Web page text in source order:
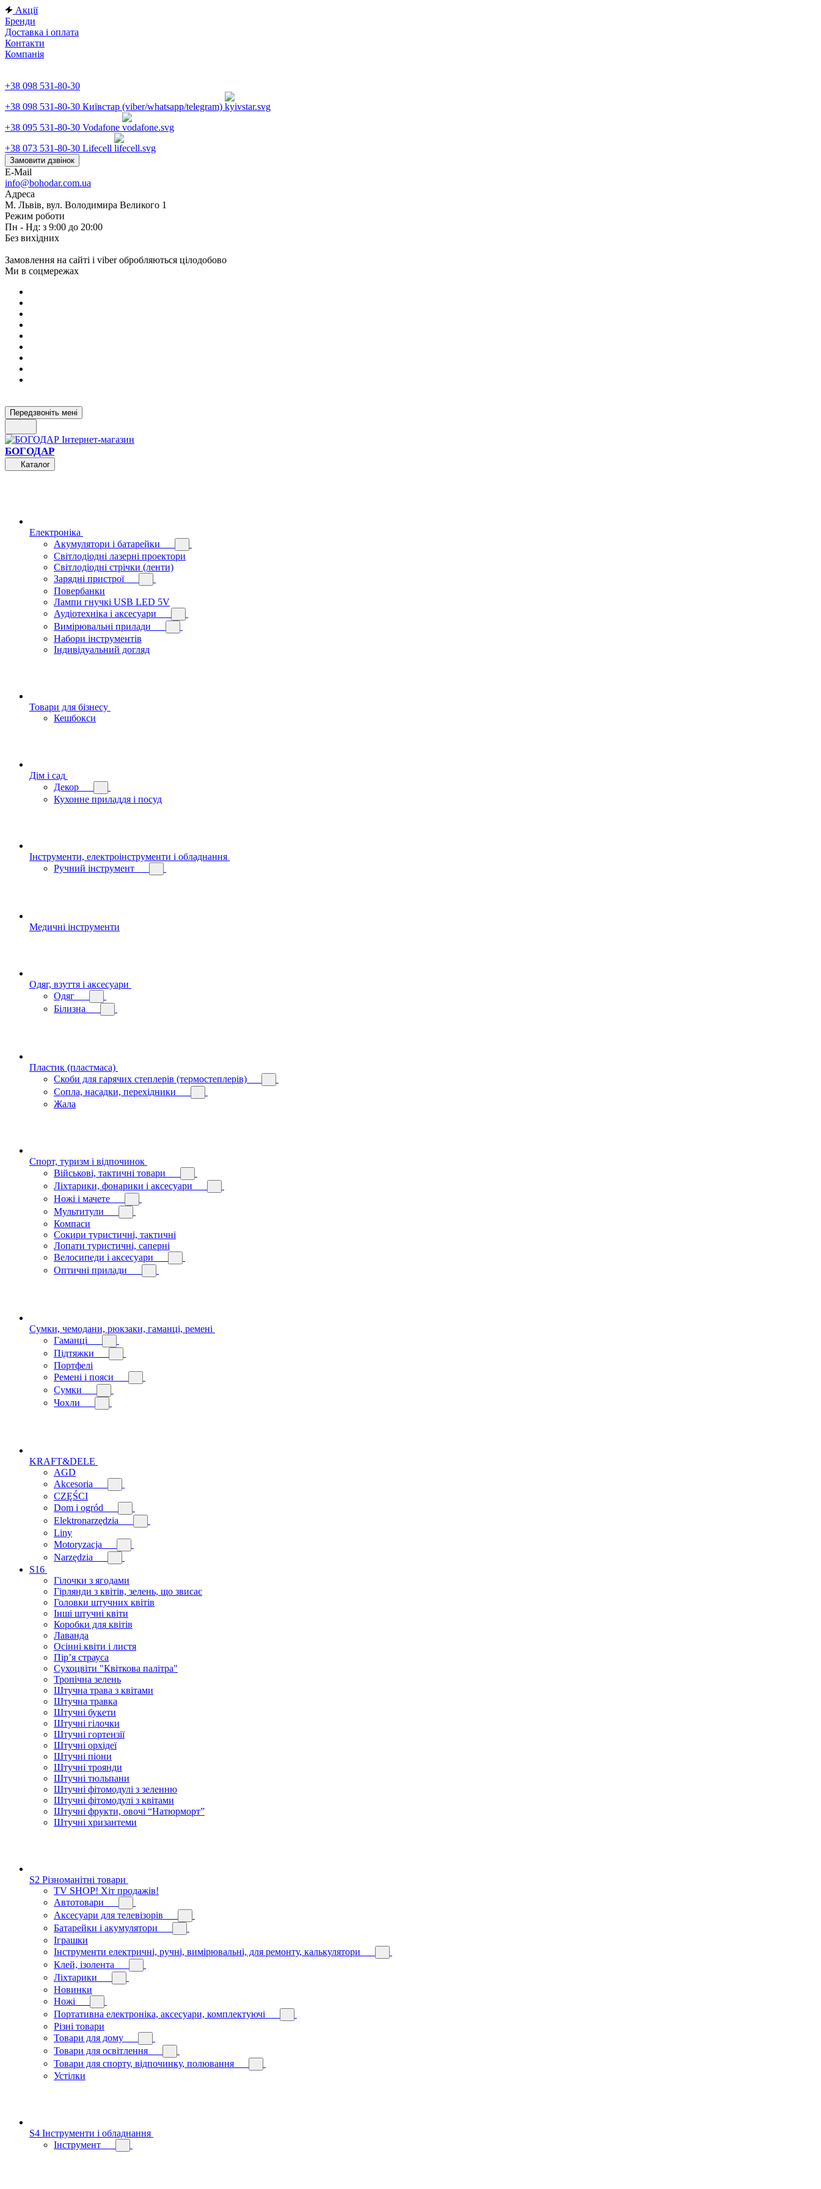
Акції
Бренди
Доставка і оплата
Контакти
Компанія
+38 098 531-80-30
+38 098 531-80-30 Київстар (viber/whatsapp/telegram)
+38 095 531-80-30 Vodafone
+38 073 531-80-30 Lifecell
Замовити дзвінок
E-Mail
info@bohodar.com.ua
Адреса
М. Львів, вул. Володимира Великого 1
Режим роботи
Пн - Нд: з 9:00 до 20:00
Без вихідних
Замовлення на сайті і viber обробляються цілодобово
Ми в соцмережах
Передзвоніть мені
БОГОДАР
Каталог
Електроніка
Акумулятори і батарейки
Світлодіодні лазерні проектори
Світлодіодні стрічки (ленти)
Зарядні пристрої
Повербанки
Лампи гнучкі USB LED 5V
Аудіотехніка і аксесуари
Вимірювальні прилади
Набори інструментів
Індивідуальний догляд
Товари для бізнесу
Кешбокси
Дім і сад
Декор
Кухонне приладдя і посуд
Інструменти, електроінструменти і обладнання
Ручний інструмент
Медичні інструменти
Одяг, взуття і аксесуари
Одяг
Білизна
Пластик (пластмаса)
Скоби для гарячих степлерів (термостеплерів)
Сопла, насадки, перехідники
Жала
Спорт, туризм і відпочинок
Військові, тактичні товари
Ліхтарики, фонарики і аксесуари
Ножі і мачете
Мультитули
Компаси
Сокири туристичні, тактичні
Лопати туристичні, саперні
Велосипеди і аксесуари
Оптичні прилади
Сумки, чемодани, рюкзаки, гаманці, ремені
Гаманці
Підтяжки
Портфелі
Ремені і пояси
Сумки
Чохли
KRAFT&DELE
AGD
Akcesoria
CZĘŚCI
Dom i ogród
Elektronarzędzia
Liny
Motoryzacja
Narzędzia
S16
Гілочки з ягодами
Гірлянди з квітів, зелень, що звисає
Головки штучних квітів
Інші штучні квіти
Коробки для квітів
Лаванда
Осінні квіти і листя
Пір’я страуса
Сухоцвіти "Квіткова палітра"
Тропічна зелень
Штучна трава з квітами
Штучна травка
Штучні букети
Штучні гілочки
Штучні гортензії
Штучні орхідеї
Штучні піони
Штучні троянди
Штучні тюльпани
Штучні фітомодулі з зеленню
Штучні фітомодулі з квітами
Штучні фрукти, овочі “Натюрморт”
Штучні хризантеми
S2 Різноманітні товари
TV SHOP! Хіт продажів!
Автотовари
Аксесуари для телевізорів
Батарейки і акумулятори
Іграшки
Інструменти електричні, ручні, вимірювальні, для ремонту, калькулятори
Клей, ізолента
Ліхтарики
Новинки
Ножі
Портативна електроніка, аксесуари, комплектуючі
Різні товари
Товари для дому
Товари для освітлення
Товари для спорту, відпочинку, полювання
Устілки
S4 Інструменти і обладнання
Інструмент